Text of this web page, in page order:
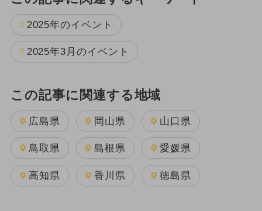
2025年のイベント
2025年3月のイベント
この記事に関連する地域
広島県 岡山県 山口県
鳥取県 島根県 愛媛県
高知県 香川県 徳島県